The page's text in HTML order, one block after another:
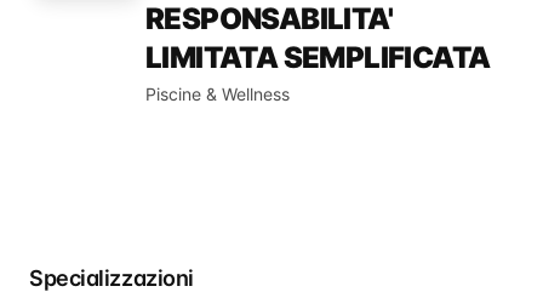
RESPONSABILITA'
LIMITATA SEMPLIFICATA
Piscine & Wellness
Specializzazioni